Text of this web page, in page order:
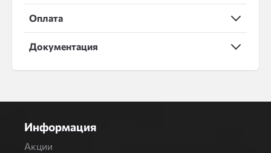
Оплата
Документация
Информация
Акции